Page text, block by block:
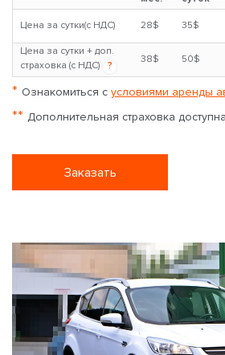
Цена за сутки(с НДС) 28$ 35$
Цена за сутки + доп.
страховка (с НДС)
?
38$ 50$
* Ознакомиться с условиями аренды
** Дополнительная страховка
Заказать